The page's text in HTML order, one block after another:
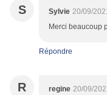
S Sylvie 20/09/
Merci beaucoup
Répondre
R regine 20/09/